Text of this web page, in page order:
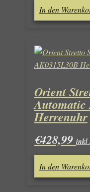
In den
Orient
Automatic
Herrenuhr
€428,99 inkl
In den